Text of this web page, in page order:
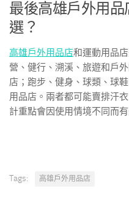
最後高雄戶外用
選？
高雄戶外用品店和運動用品
營、健行、溯溪、旅遊和戶
店；跑步、健身、球類、球
用品店。兩者都可能賣排汗
計重點會因使用情境不同而有
Tags: 高雄戶外用品店